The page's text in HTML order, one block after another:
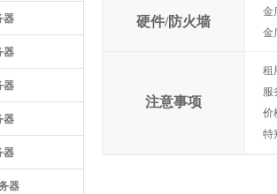
器
器
器
器
器
器
硬件/防火墙
金
金
注意事项
租
服
价
特